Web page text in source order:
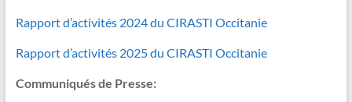
Rapport d’activités 2024 du CIRASTI Occitanie
Rapport d’activités 2025 du CIRASTI Occitanie
Communiqués de Presse: